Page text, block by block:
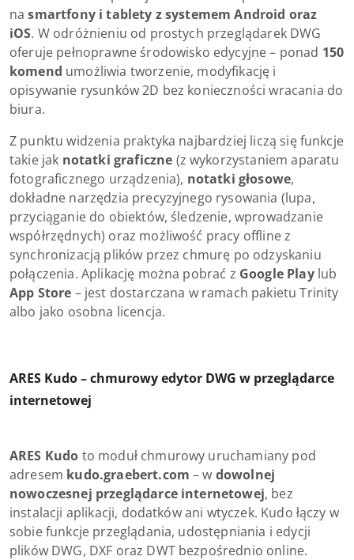
nasmartfony i tablety z systemem Android oraz
iOS. W odróżnieniu od prostych przeglądarek DWG
oferuje pełnoprawne środowisko edycyjne – ponad 150
komend umożliwia tworzenie, modyfikację i
opisywanie rysunków 2D bez konieczności wracania do
biura.
Z punktu widzenia praktyka najbardziej liczą się funkcje
takie jak notatki graficzne (z wykorzystaniem aparatu
fotograficznego urządzenia), notatki głosowe,
dokładne narzędzia precyzyjnego rysowania (lupa,
przyciąganie do obiektów, śledzenie, wprowadzanie
współrzędnych) oraz możliwość pracy offline z
synchronizacją plików przez chmurę po odzyskaniu
połączenia. Aplikację można pobrać z Google Playlub
App Store – jest dostarczana w ramach pakietu Trinity
albo jako osobna licencja.
ARES Kudo – chmurowy edytor DWG w przeglądarce
internetowej
ARES Kudo to moduł chmurowy uruchamiany pod
adresem kudo.graebert.com – w dowolnej
nowoczesnej przeglądarce internetowej, bez
instalacji aplikacji, dodatków ani wtyczek. Kudo łączy w
sobie funkcje przeglądania, udostępniania i edycji
plików DWG, DXF oraz DWT bezpośrednio online.